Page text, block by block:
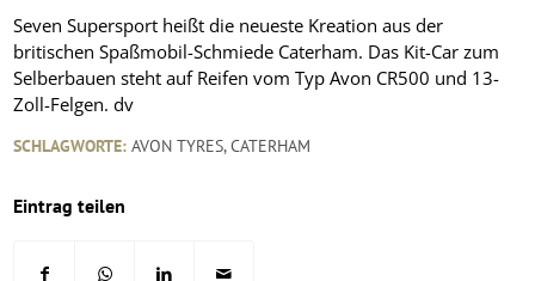
Seven Supersport heißt die neueste Kreation aus der
britischen Spaßmobil-Schmiede Caterham. Das Kit-Car zum
Selberbauen steht auf Reifen vom Typ Avon CR500 und 13-
Zoll-Felgen.dv
SCHLAGWORTE: AVON TYRES,CATERHAM
Eintrag teilen